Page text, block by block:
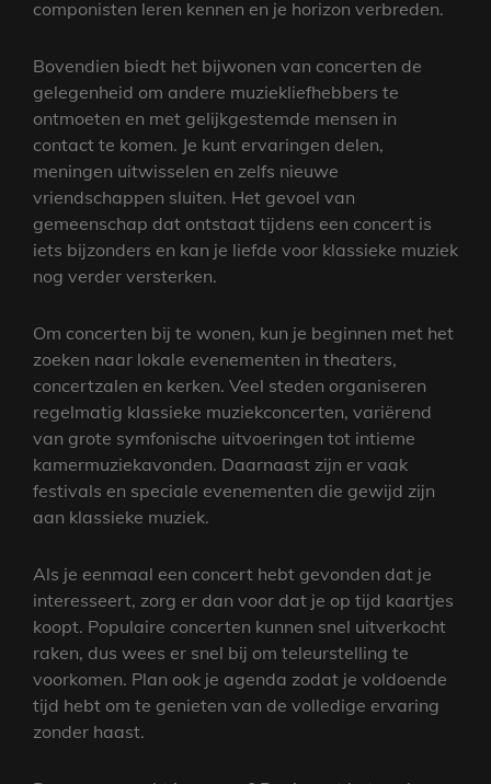
componisten leren kennen en je horizon verbreden.
Bovendien biedt het bijwonen van concerten de
gelegenheid om andere muziekliefhebbers te
ontmoeten en met gelijkgestemde mensen in
contact te komen. Je kunt ervaringen delen,
meningen uitwisselen en zelfs nieuwe
vriendschappen sluiten. Het gevoel van
gemeenschap dat ontstaat tijdens een concert is
iets bijzonders en kan je liefde voor klassieke muziek
nog verder versterken.
Om concerten bij te wonen, kun je beginnen met het
zoeken naar lokale evenementen in theaters,
concertzalen en kerken. Veel steden organiseren
regelmatig klassieke muziekconcerten, variërend
van grote symfonische uitvoeringen tot intieme
kamermuziekavonden. Daarnaast zijn er vaak
festivals en speciale evenementen die gewijd zijn
aan klassieke muziek.
Als je eenmaal een concert hebt gevonden dat je
interesseert, zorg er dan voor dat je op tijd kaartjes
koopt. Populaire concerten kunnen snel uitverkocht
raken, dus wees er snel bij om teleurstelling te
voorkomen. Plan ook je agenda zodat je voldoende
tijd hebt om te genieten van de volledige ervaring
zonder haast.